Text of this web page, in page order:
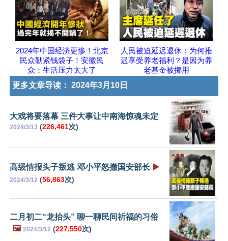
2024年中国经济更惨！北京
民众勒紧钱袋子！安徽民
众：生活压力太大了
人民被迫延迟退休：为何推
迟享受养老福利？是因为养
老基金被挪用
更多文章导读： 2024年3月10日
大戏将要落幕 三件大事让中南海惊魂未定
2024/3/13 (226,461次)
高级情报头子叛逃 邓小平怒撤国安部长 ▶️
2024/3/12 (56,863次)
二月初二“龙抬头” 聊一聊民间祈福的习俗
🖼️ 2024/3/12 (227,550次)